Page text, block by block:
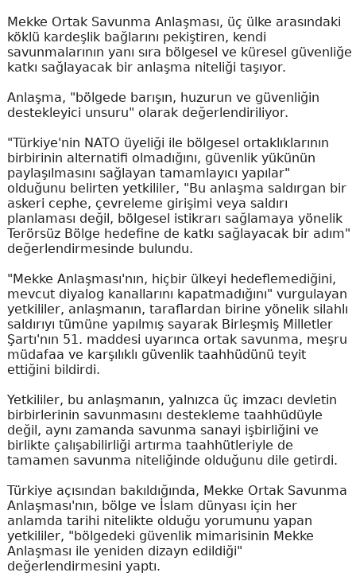
Mekke Ortak Savunma Anlaşması, üç ülke arasındaki
köklü kardeşlik bağlarını pekiştiren, kendi
savunmalarının yanı sıra bölgesel ve küresel güvenliğe
katkı sağlayacak bir anlaşma niteliği taşıyor.
Anlaşma, "bölgede barışın, huzurun ve güvenliğin
destekleyici unsuru" olarak değerlendiriliyor.
"Türkiye'nin NATO üyeliği ile bölgesel ortaklıklarının
birbirinin alternatifi olmadığını, güvenlik yükünün
paylaşılmasını sağlayan tamamlayıcı yapılar"
olduğunu belirten yetkililer, "Bu anlaşma saldırgan bir
askeri cephe, çevreleme girişimi veya saldırı
planlaması değil, bölgesel istikrarı sağlamaya yönelik
Terörsüz Bölge hedefine de katkı sağlayacak bir adım"
değerlendirmesinde bulundu.
"Mekke Anlaşması'nın, hiçbir ülkeyi hedeflemediğini,
mevcut diyalog kanallarını kapatmadığını" vurgulayan
yetkililer, anlaşmanın, taraflardan birine yönelik silahlı
saldırıyı tümüne yapılmış sayarak Birleşmiş Milletler
Şartı'nın 51. maddesi uyarınca ortak savunma, meşru
müdafaa ve karşılıklı güvenlik taahhüdünü teyit
ettiğini bildirdi.
Yetkililer, bu anlaşmanın, yalnızca üç imzacı devletin
birbirlerinin savunmasını destekleme taahhüdüyle
değil, aynı zamanda savunma sanayi işbirliğini ve
birlikte çalışabilirliği artırma taahhütleriyle de
tamamen savunma niteliğinde olduğunu dile getirdi.
Türkiye açısından bakıldığında, Mekke Ortak Savunma
Anlaşması'nın, bölge ve İslam dünyası için her
anlamda tarihi nitelikte olduğu yorumunu yapan
yetkililer, "bölgedeki güvenlik mimarisinin Mekke
Anlaşması ile yeniden dizayn edildiği"
değerlendirmesini yaptı.